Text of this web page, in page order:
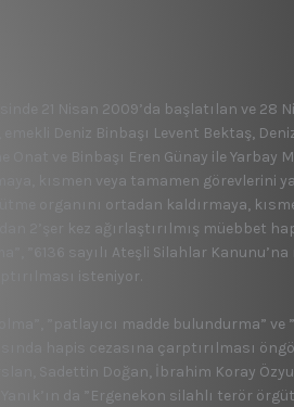
21 Nisan 2009’da başlatılan ve 28
Deniz Binbaşı Levent Bektaş,
Onat ve Binbaşı Eren Günay ile Yarbay
kısmen veya tamamen görevlerini
organını ortadan kaldırmaya,
2’şer kez ağırlaştırılmış müebbet
”6136 sayılı Ateşli Silahlar
isteniyor.
”patlayıcı madde bulundurma” ve
hapis cezasına çarptırılması
Sadettin Doğan, İbrahim Koray
da ”Ergenekon silahlı terör